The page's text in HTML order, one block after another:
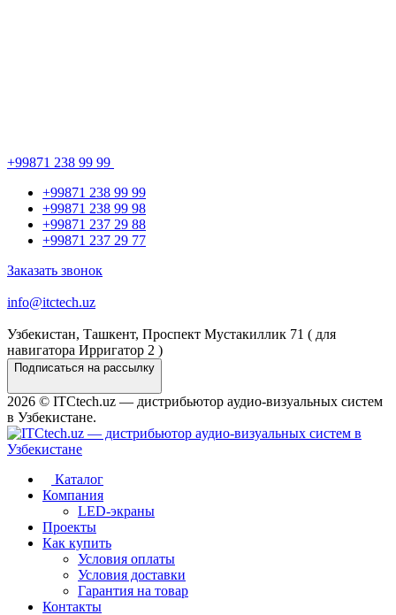
+99871 238 99 99
+99871 238 99 99
+99871 238 99 98
+99871 237 29 88
+99871 237 29 77
Заказать звонок
info@itctech.uz
Узбекистан, Ташкент, Проспект Мустакиллик 71 ( для
навигатора Ирригатор 2 )
Подписаться на рассылку
2026 © ITCtech.uz — дистрибьютор aудио-визуальных систем
в Узбекистане.
Каталог
Компания
LED-экраны
Проекты
Как купить
Условия оплаты
Условия доставки
Гарантия на товар
Контакты